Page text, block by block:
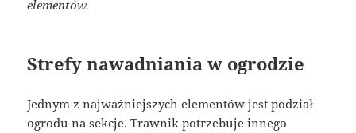
elementów.
Strefy nawadniania w ogrodzie
Jednym z najważniejszych elementów jest podział
ogrodu na sekcje. Trawnik potrzebuje innego